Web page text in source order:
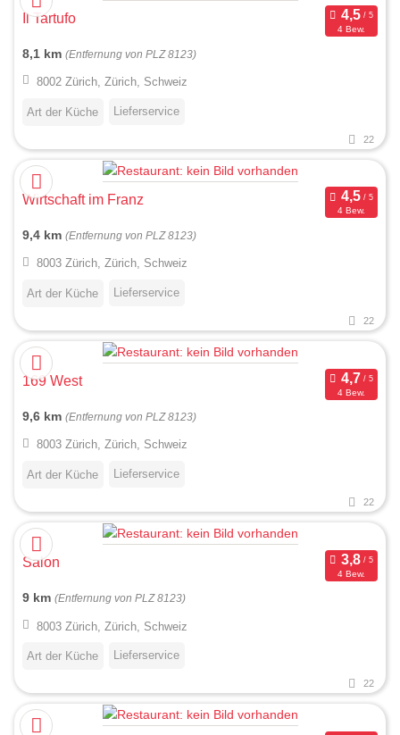
Il Tartufo
4 Bew.
8,1 km (Entfernung von PLZ 8123)
8002 Zürich, Zürich, Schweiz
Art der Küche Lieferservice
22
Wirtschaft im Franz
4 Bew.
9,4 km (Entfernung von PLZ 8123)
8003 Zürich, Zürich, Schweiz
Art der Küche Lieferservice
22
169 West
4 Bew.
9,6 km (Entfernung von PLZ 8123)
8003 Zürich, Zürich, Schweiz
Art der Küche Lieferservice
22
Salon
4 Bew.
9 km (Entfernung von PLZ 8123)
8003 Zürich, Zürich, Schweiz
Art der Küche Lieferservice
22